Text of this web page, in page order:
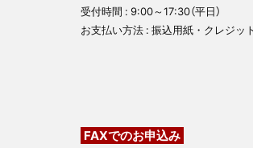
受付時間 : 9:00～17:30（平日）
お支払い方法 : 振込用紙・クレジッ
FAXでのお申込み